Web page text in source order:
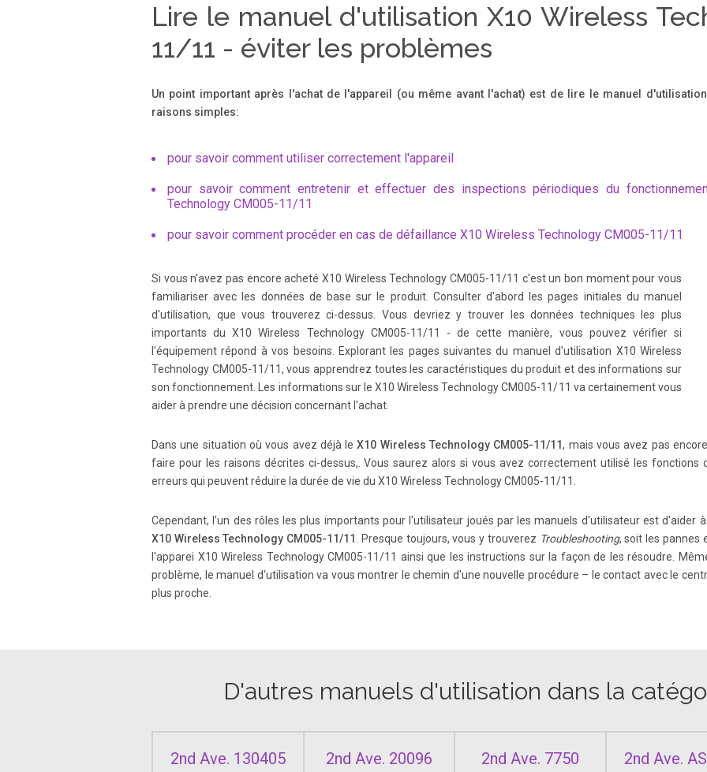
powerful 1 Ghz ARM Cortex A9 processor , it has a b.
6 7 First charge the battery in your AirPadX, connect the included power supply to the jack on the side of your AirPadX
plug the power supply into an AC outlet. It may take up to 4 hours to fully charge the unit. The AirPadX does NOT charge
Page 5
Set. 7. Similarly , set other options such as time and date format. 8. T ouch the Home icon or hard key to the right of the
screen.
10 11 Y ou’ll want to install the Amazon Android Appstore so you can download FREE Apps, and purchase other
amazon.com and set up a free account if you don’t already have one. 1. On your Home screen, touch on the Settings icon.
Page 7
12 13 6. T ouch OK. Uninstalling Apps 1. On your Home screen, touch the Settings icon. 2. Scroll to and touch
need to touch the Back icon to get to the correct screen). 3. T ouch Manage applications. 4. Scroll to and then touch the
14 15 Moving Apps between the 5 screens Y ou will notice 5 dots in the top center of the screen. These represent 5
Home screen is the screen in the middle of the 5 screens, and so when the center dot is the solid one you are looking
16 17 6. T ouch OK in the window that appears. Y our AirPadX will now appear as two different Removable Storage
main device memory , and one for the MicroSD card. T ransfer ﬁ les like you would transfer from any drive to another .
Page 10
20 21 How to move Apps to a microSD Card, cont. 4. T ouch Move to SD card, the button changes to Moving. After it’ s
Page 12
Lire le manuel d'utilisation X10 Wireless
11/11 - éviter les problèmes
Un point important après l'achat de l'appareil (ou même avant l'achat) est de lire le manuel
raisons simples:
pour savoir comment utiliser correctement l'appareil
pour savoir comment entretenir et effectuer des inspections périodiques du
Technology CM005-11/11
pour savoir comment procéder en cas de défaillance X10 Wireless Technology CM005-11/11
Si vous n'avez pas encore acheté X10 Wireless Technology CM005-11/11 c'est un bon moment pour vous
familiariser avec les données de base sur le produit. Consulter d'abord les pages initiales du manuel
d'utilisation, que vous trouverez ci-dessus. Vous devriez y trouver les données techniques les plus
importants du X10 Wireless Technology CM005-11/11 - de cette manière, vous pouvez vérifier si
l'équipement répond à vos besoins. Explorant les pages suivantes du manuel d'utilisation X10 Wireless
Technology CM005-11/11, vous apprendrez toutes les caractéristiques du produit et des informations sur
son fonctionnement. Les informations sur le X10 Wireless Technology CM005-11/11 va certainement vous
aider à prendre une décision concernant l'achat.
Dans une situation où vous avez déjà leX10 Wireless Technology CM005-11/11, mais vous avez pas
faire pour les raisons décrites ci-dessus,. Vous saurez alors si vous avez correctement utilisé les fonctions
erreurs qui peuvent réduire la durée de vie du X10 Wireless Technology CM005-11/11.
Cependant, l'un des rôles les plus importants pour l'utilisateur joués par les manuels d'utilisateur est d'aider
X10 Wireless Technology CM005-11/11
. Presque toujours, vous y trouverez Troubleshooting, soit les pannes
l'apparei X10 Wireless Technology CM005-11/11 ainsi que les instructions sur la façon de les résoudre.
problème, le manuel d‘utilisation va vous montrer le chemin d'une nouvelle procédure – le contact avec le
plus proche.
D'autres manuels d'utilisation dans la
2nd Ave. 130405 2nd Ave. 20096 2nd Ave. 7750 2nd Ave.